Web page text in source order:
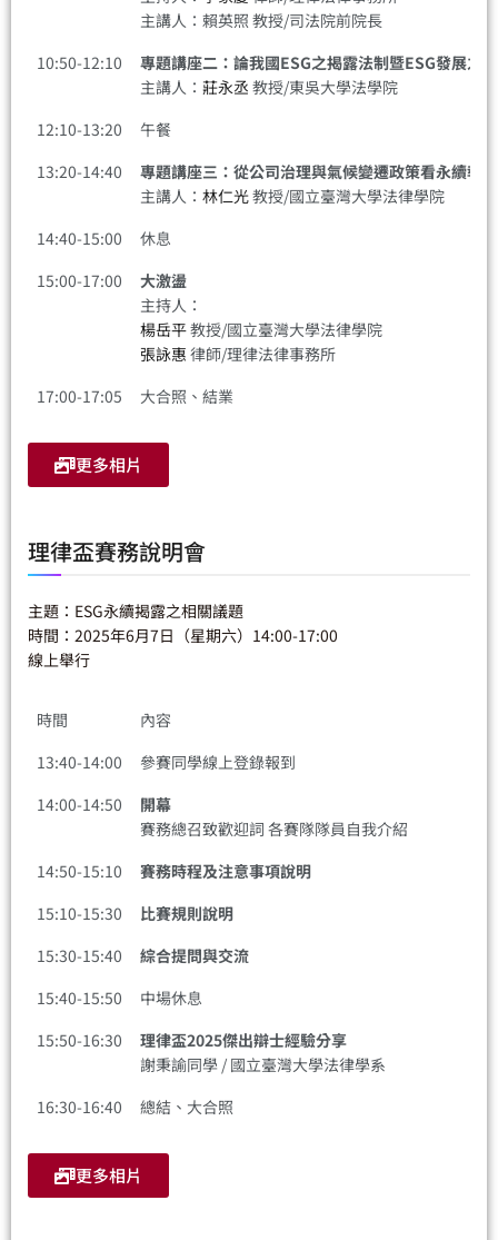
主講人：賴英照 教授/司法院前院長
10:50-12:10
專題講座二：論我國ESG之揭露法制暨ESG發展之
主講人： 莊永丞 教授/東吳大學法學院
12:10-13:20
午餐
13:20-14:40
專題講座三：從公司治理與氣候變遷政策看永續報
主講人： 林仁光教授/國立臺灣大學法律學院
14:40-15:00
休息
15:00-17:00
大激盪
主持人：
楊岳平教授/國立臺灣大學法律學院
張詠惠 律師/理律法律事務所
17:00-17:05
大合照、結業
更多相片
理律盃賽務說明會
主題：ESG永續揭露之相關議題
時間：2025年6月7日（星期六）14:00-17:00
線上舉行
時間
內容
13:40-14:00
參賽同學線上登錄報到
14:00-14:50
開幕
賽務總召致歡迎詞 各賽隊隊員自我介紹
14:50-15:10
賽務時程及注意事項說明
15:10-15:30
比賽規則說明
15:30-15:40
綜合提問與交流
15:40-15:50
中場休息
15:50-16:30
理律盃2025傑出辯士經驗分享
謝秉諭同學 / 國立臺灣大學法律學系
16:30-16:40
總結、大合照
更多相片